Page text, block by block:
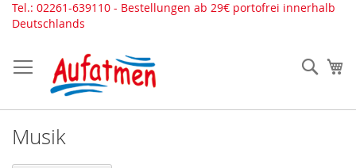
Direkt
zum
Tel.: 02261-639110 - Bestellungen ab 29€ portofrei innerhalb
Deutschlands
Musik